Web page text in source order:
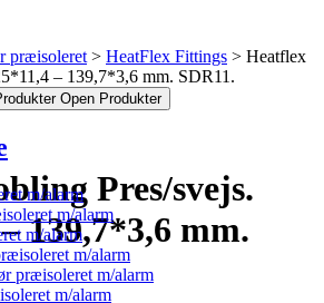
Open Produkter
m/alarm
m/alarm
m/alarm
m/alarm
præisoleret m/alarm
m/alarm
præisoleret HeatFlex Fittings
Heatflex
– 139,7*3,6 mm. SDR11.
Pres/svejs.
139,7*3,6 mm.